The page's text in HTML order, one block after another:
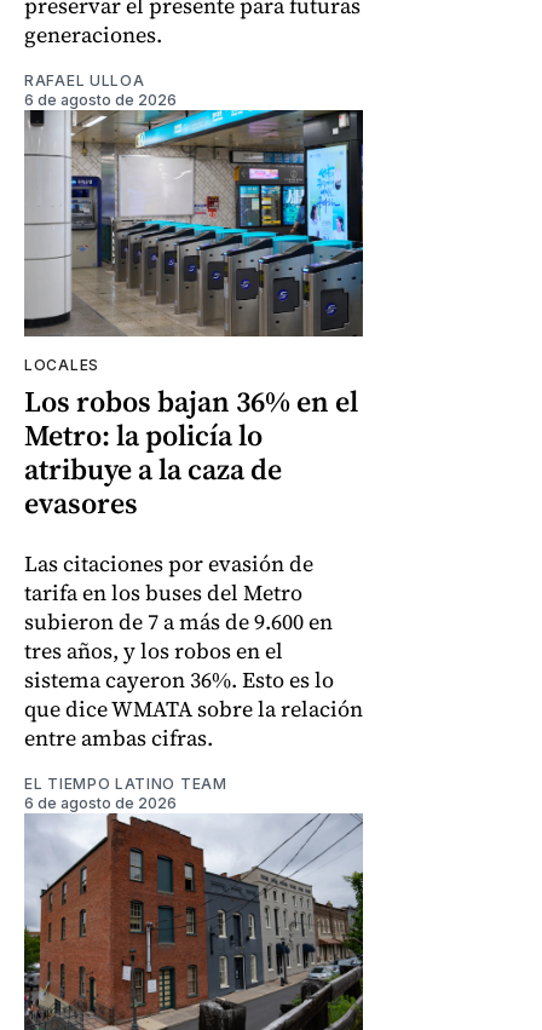
generaciones.
RAFAEL ULLOA
6 de agosto de 2026
LOCALES
Los robos bajan 36% en el
Metro: la policía lo
atribuye a la caza de
evasores
Las citaciones por evasión de
tarifa en los buses del Metro
subieron de 7 a más de 9.600 en
tres años, y los robos en el
sistema cayeron 36%. Esto es lo
que dice WMATA sobre la relación
entre ambas cifras.
EL TIEMPO LATINO TEAM
6 de agosto de 2026